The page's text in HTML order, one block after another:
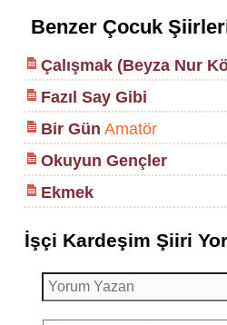
Benzer Çocuk
Çalışmak (Beyza Nur
Fazıl Say Gibi
Bir Gün Amatör
Okuyun Gençler
Ekmek
İşçi Kardeşim Şiiri